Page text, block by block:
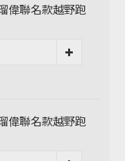
偉聯名款越野跑
偉聯名款越野跑